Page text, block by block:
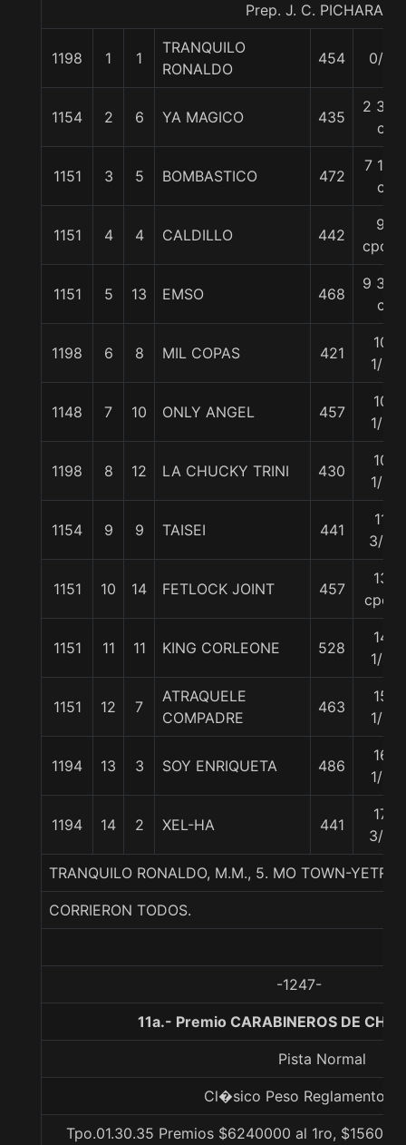
Prep. J. C. PICHARA J.
1198 1 1
TRANQUILO
RONALDO
454 0/0
1154 2 6 YA MAGICO 435
2 3/4
c
1151 3 5 BOMBASTICO 472
7 1/4
c
1151 4 4 CALDILLO 442
9
cpos.
1151 5 13 EMSO 468
9 3/4
c
1198 6 8 MIL COPAS 421
10
1/4
1148 7 10 ONLY ANGEL 457
10
1/4
1198 8 12 LA CHUCKY TRINI 430
10
1/4
1154 9 9 TAISEI 441
11
3/4
1151 10 14 FETLOCK JOINT 457
13
cpos
1151 11 11 KING CORLEONE 528
14
1/4
1151 12 7
ATRAQUELE
COMPADRE
463
15
1/2
1194 13 3 SOY ENRIQUETA 486
16
1/2
1194 14 2 XEL-HA 441
17
3/4
TRANQUILO RONALDO, M.M., 5. MO TOWN-YETRA-
CORRIERON TODOS.
-1247-
11a.- Premio CARABINEROS DE
Pista Normal
Cl�sico Peso Reglamento
Tpo.01.30.35 Premios $6240000 al 1ro,